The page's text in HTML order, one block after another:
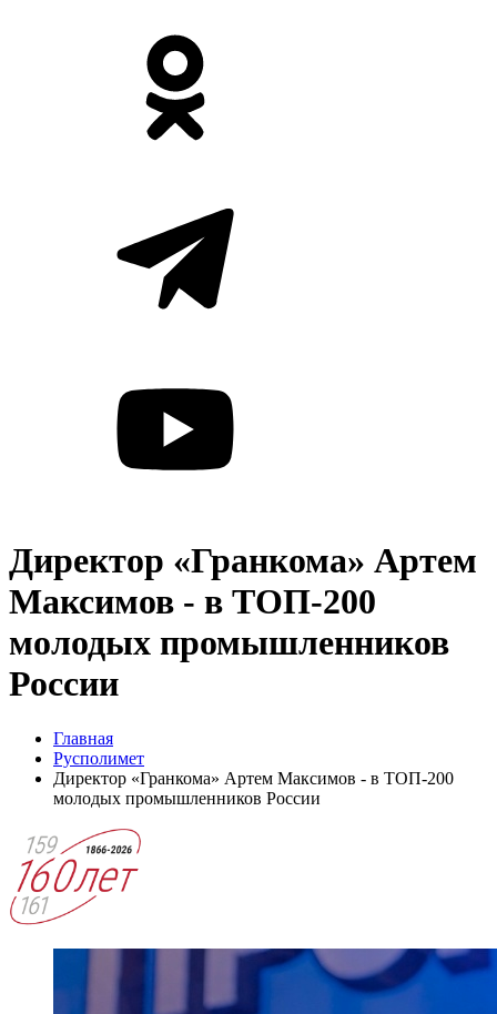
Директор «Гранкома» Артем
Максимов - в ТОП-200
молодых промышленников
России
Главная
Русполимет
Директор «Гранкома» Артем Максимов - в ТОП-200
молодых промышленников России